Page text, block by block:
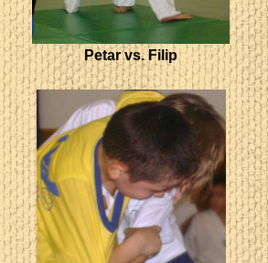
Petar vs. Filip